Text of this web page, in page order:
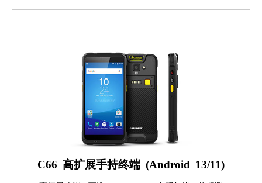
C66 高扩展手持终端 (Android 13/11)